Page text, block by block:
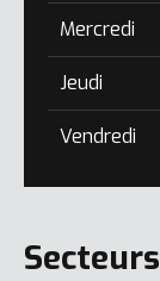
Mercredi
Jeudi
Vendredi
Secteurs